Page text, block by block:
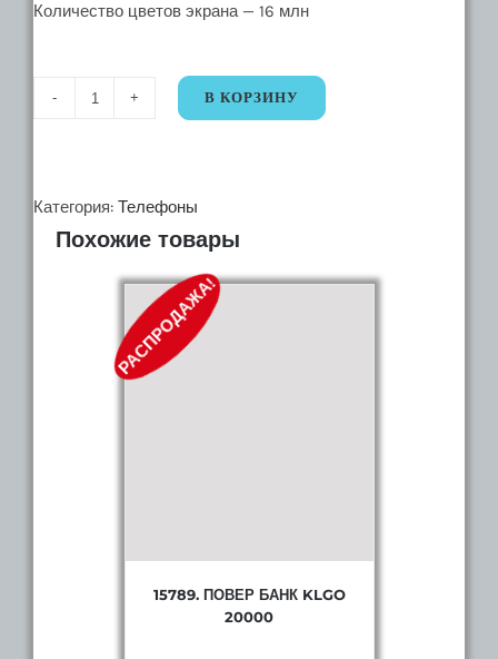
Количество цветов экрана — 16 млн
Количество
Xiaomi
Redmi
В КОРЗИНУ
Категория: Телефоны
Похожие товары
РАСПРОДАЖА!
15789. ПОВЕР БАНК KLGO
20000